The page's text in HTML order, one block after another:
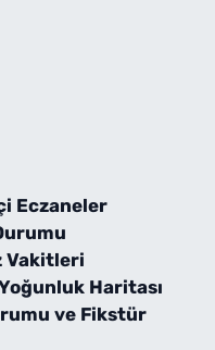
Eczaneler
Vakitleri
Haritası
ve Fikstür